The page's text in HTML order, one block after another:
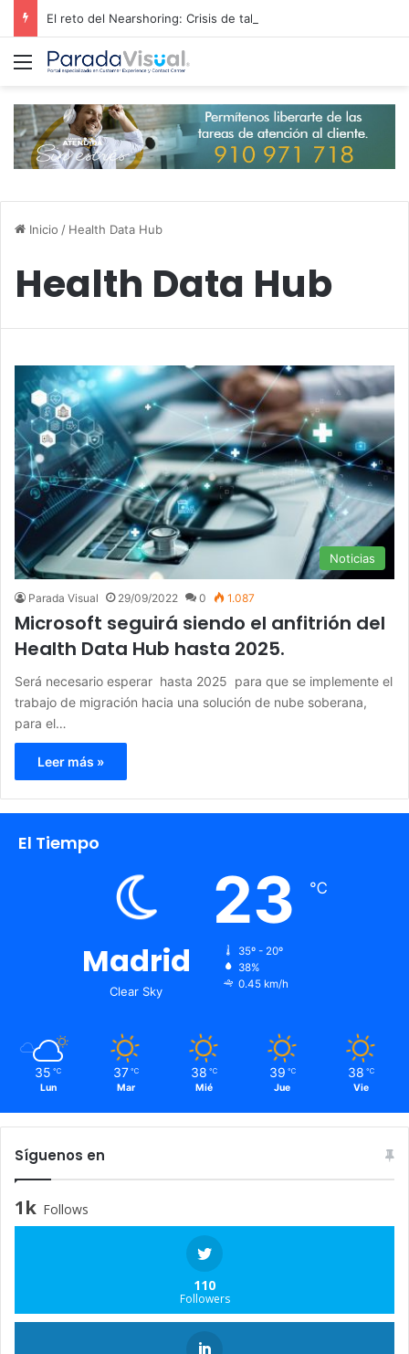
Menú
Inicio / Health Data Hub
Health Data Hub
Noticias
Parada Visual 29/09/2022 0 1.087
Microsoft seguirá siendo el anfitrión del
Health Data Hub hasta 2025.
Será necesario esperar hasta 2025 para que se implemente el
trabajo de migración hacia una solución de nube soberana,
para el…
Leer más »
El Tiempo
Madrid
Clear Sky
23 ℃
35º - 20º
38%
0.45 km/h
35 ℃
Lun
37 ℃
Mar
38 ℃
Mié
39 ℃
Jue
38 ℃
Vie
Síguenos en
1k Follows
110
Followers